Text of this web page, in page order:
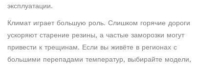
эксплуатации.
Климат играет большую роль. Слишком горячие дороги
ускоряют старение резины, а частые заморозки могут
привести к трещинам. Если вы живёте в регионах с
большими перепадами температур, выбирайте модели,